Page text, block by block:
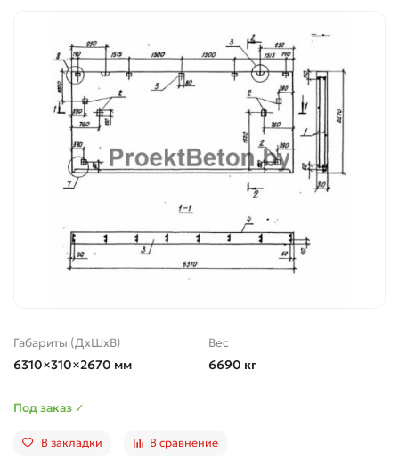
Габариты (ДхШхВ)
6310×310×2670 мм
Вес
6690 кг
Под заказ ✓
В закладки В сравнение